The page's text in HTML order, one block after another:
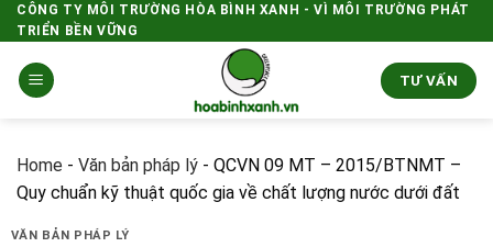
Skip
to
content
CÔNG TY MÔI TRƯỜNG HÒA BÌNH XANH - VÌ MÔI TRƯỜNG PHÁT
TRIỂN BỀN VỮNG
TƯ VẤN
Home - Văn bản pháp lý - QCVN 09 MT – 2015/BTNMT –
Quy chuẩn kỹ thuật quốc gia về chất lượng nước dưới đất
VĂN BẢN PHÁP LÝ